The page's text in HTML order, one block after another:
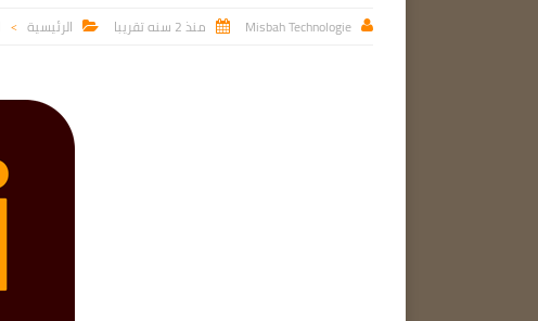

Misbah Technologie
 منذ 2 سنه تقريبا  الرئيسية >